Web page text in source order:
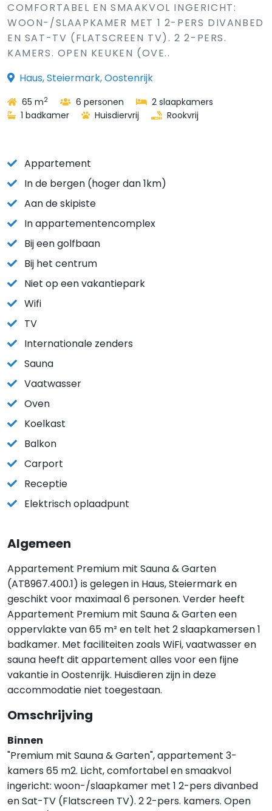
COMFORTABEL EN SMAAKVOL INGERICHT:
WOON-/SLAAPKAMER MET 1 2-PERS DIVANBED
EN SAT-TV (FLATSCREEN TV). 2 2-PERS.
KAMERS. OPEN KEUKEN (OVE..
Haus, Steiermark, Oostenrijk
65 m2 6 personen
2 slaapkamers
1 badkamer
Huisdiervrij Rookvrij
Appartement
In de bergen (hoger dan 1km)
Aan de skipiste
In appartementencomplex
Bij een golfbaan
Bij het centrum
Niet op een vakantiepark
Wifi
TV
Internationale zenders
Sauna
Vaatwasser
Oven
Koelkast
Balkon
Carport
Receptie
Elektrisch oplaadpunt
Algemeen
Appartement Premium mit Sauna & Garten
(AT8967.400.1) is gelegen in Haus, Steiermark en
geschikt voor maximaal 6 personen. Verder heeft
Appartement Premium mit Sauna & Garten een
oppervlakte van 65 m² en telt het 2 slaapkamersen 1
badkamer. Met faciliteiten zoals WiFi, vaatwasser en
sauna heeft dit appartement alles voor een fijne
vakantie in Oostenrijk. Huisdieren zijn in deze
accommodatie niet toegestaan.
Omschrijving
Binnen
"Premium mit Sauna & Garten", appartement 3-
kamers 65 m2. Licht, comfortabel en smaakvol
ingericht: woon-/slaapkamer met 1 2-pers divanbed
en Sat-TV (Flatscreen TV). 2 2-pers. kamers. Open